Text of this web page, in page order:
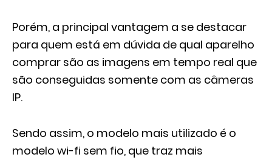
Porém, a principal vantagem a se destacar
para quem está em dúvida de qual aparelho
comprar são as imagens em tempo real que
são conseguidas somente com as câmeras
IP.
Sendo assim, o modelo mais utilizado é o
modelo wi-fi sem fio, que traz mais